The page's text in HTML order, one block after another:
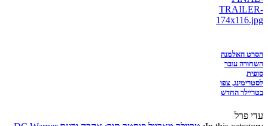
הסרט האלמנה
השחורה עובר
סופית
לסטרימינג, צפו
בטריילר החדש
עדי פרל